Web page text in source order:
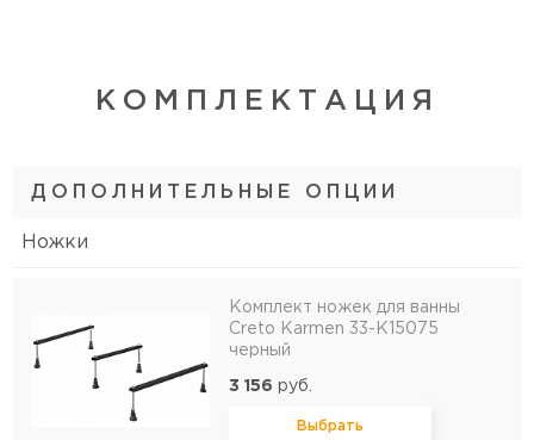
КОМПЛЕКТАЦИЯ
ДОПОЛНИТЕЛЬНЫЕ ОПЦИИ
Ножки
Комплект ножек для ванны
Creto Karmen 33-K15075
черный
3 156руб.
Выбрать